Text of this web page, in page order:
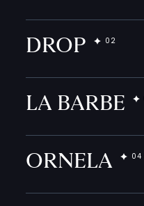
DROP
LA BARBE
ORNELA